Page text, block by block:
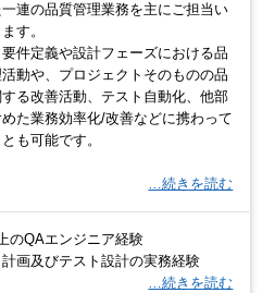
連の品質管理業務を主にご担当い
す。
要件定義や設計フェーズにおける品
動や、プロジェクトそのものの品
る改善活動、テスト自動化、他部
た業務効率化/改善などに携わって
も可能です。
…続きを読む
のQAエンジニア経験
画及びテスト設計の実務経験
…続きを読む